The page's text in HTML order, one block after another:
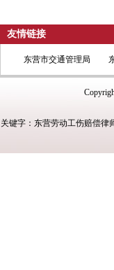
友情链接
东营市交通管理局
关键字：东营劳动工伤赔偿律